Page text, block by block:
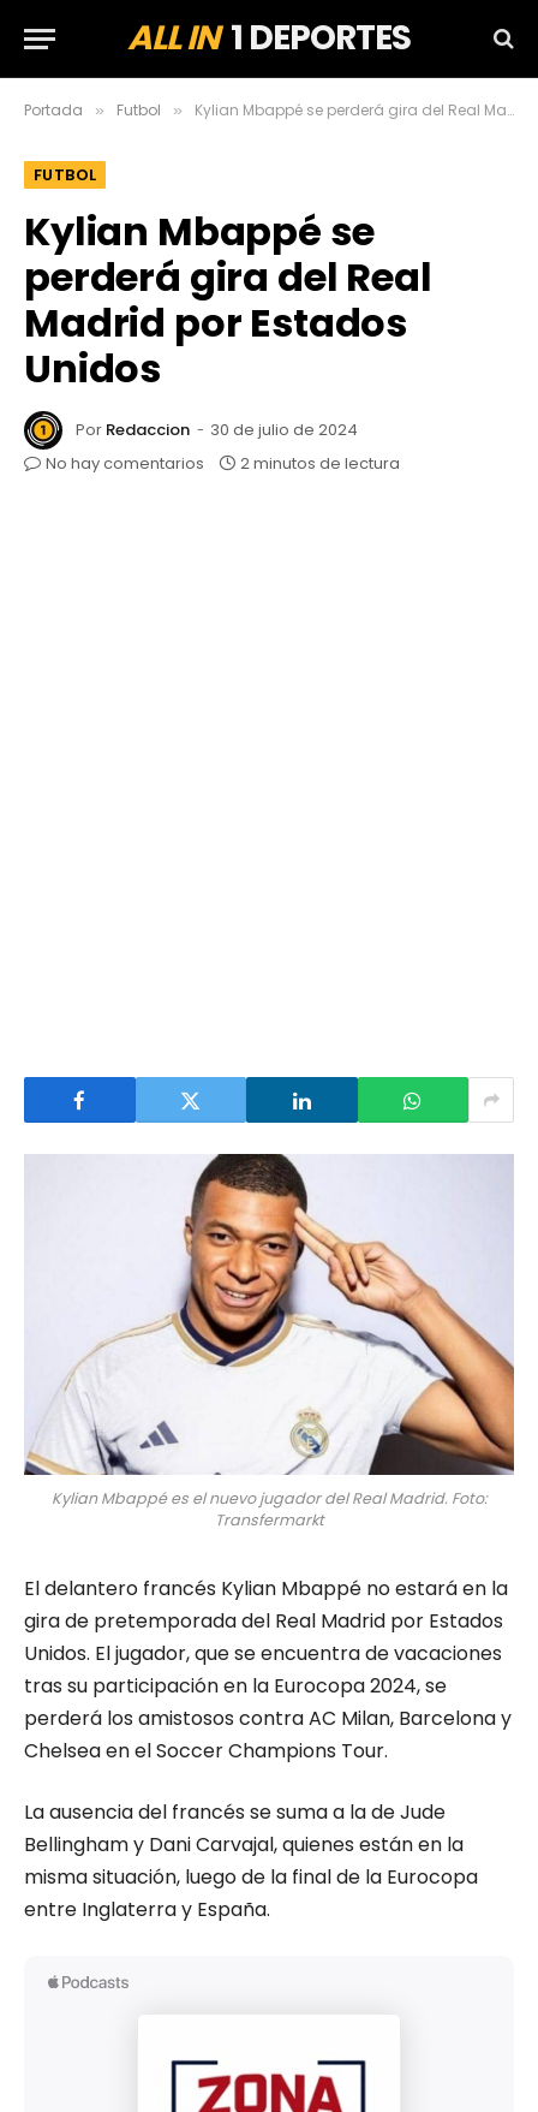
ALL IN1 DEPORTES
Portada » Futbol » Kylian Mbappé se perderá gira del Real Madrid por Estados Unidos
FUTBOL
Kylian Mbappé se
perderá gira del Real
Madrid por Estados
Unidos
Por Redaccion
30 de julio de 2024
No hay comentarios
2 minutos de lectura
Kylian Mbappé es el nuevo jugador del Real Madrid. Foto:
Transfermarkt
El delantero francés Kylian Mbappé no estará en la
gira de pretemporada del Real Madrid por Estados
Unidos. El jugador, que se encuentra de vacaciones
tras su participación en la Eurocopa 2024, se
perderá los amistosos contra AC Milan, Barcelona y
Chelsea en el Soccer Champions Tour.
La ausencia del francés se suma a la de Jude
Bellingham y Dani Carvajal, quienes están en la
misma situación, luego de la final de la Eurocopa
entre Inglaterra y España.